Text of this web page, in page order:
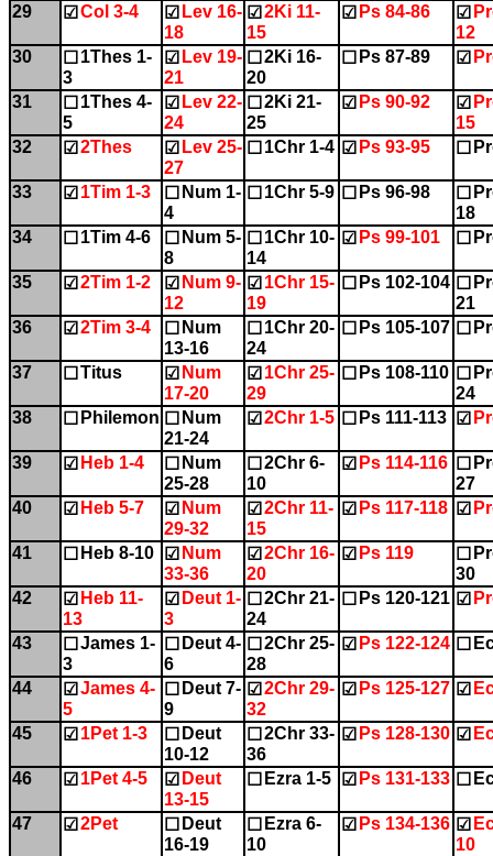
29 ☑ Col 3-4 ☑ Lev 16-
18
☑ 2Ki 11-
15
☑ Ps 84-86 ☑
12
30
☐ 1Thes 1-
3
☑ Lev 19-
21
☐ 2Ki 16-
20
☐ Ps 87-89 ☑
31 ☐ 1Thes 4-
5
☑ Lev 22-
24
☐ 2Ki 21-
25
☑ Ps 90-92 ☑
15
32
☑ 2Thes ☑ Lev 25-
27
☐ 1Chr 1-4 ☑ Ps 93-95 ☐
33 ☑ 1Tim 1-3 ☐ Num 1-
4
☐ 1Chr 5-9 ☐ Ps 96-98 ☐
18
34
☐ 1Tim 4-6 ☐ Num 5-
8
☐ 1Chr 10-
14
☑ Ps 99-101 ☐
35 ☑ 2Tim 1-2 ☑ Num 9-
12
☑ 1Chr 15-
19
☐ Ps 102-104 ☐
21
36
☑ 2Tim 3-4 ☐ Num
13-16
☐ 1Chr 20-
24
☐ Ps 105-107 ☐
37 ☐ Titus ☑ Num
17-20
☑ 1Chr 25-
29
☐ Ps 108-110 ☐
24
38
☐ Philemon ☐ Num
21-24
☑ 2Chr 1-5 ☐ Ps 111-113 ☑
39 ☑ Heb 1-4 ☐ Num
25-28
☐ 2Chr 6-
10
☑ Ps 114-116 ☐
27
40
☑ Heb 5-7 ☑ Num
29-32
☑ 2Chr 11-
15
☑ Ps 117-118 ☑
41 ☐ Heb 8-10 ☑ Num
33-36
☑ 2Chr 16-
20
☑ Ps 119 ☐
30
42
☑ Heb 11-
13
☑ Deut 1-
3
☐ 2Chr 21-
24
☐ Ps 120-121 ☑
43 ☐ James 1-
3
☐ Deut 4-
6
☐ 2Chr 25-
28
☑ Ps 122-124 ☐
44 ☑ James 4-
5
☐ Deut 7-
9
☑ 2Chr 29-
32
☑ Ps 125-127 ☑
45 ☑ 1Pet 1-3 ☐ Deut
10-12
☐ 2Chr 33-
36
☑ Ps 128-130 ☑
46 ☑ 1Pet 4-5 ☑ Deut
13-15
☐ Ezra 1-5 ☑ Ps 131-133 ☐
47 ☑ 2Pet ☐ Deut
16-19
☐ Ezra 6-
10
☑ Ps 134-136 ☑
10